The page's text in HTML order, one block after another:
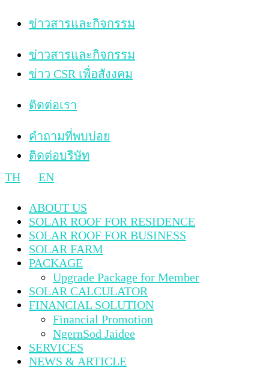
ข่าวสารและกิจกรรม
ข่าวสารและกิจกรรม
ข่าว CSR เพื่อสังงคม
ติดต่อเรา
คำถามที่พบบ่อย
ติดต่อบริษัท
TH
EN
ABOUT US
SOLAR ROOF FOR RESIDENCE
SOLAR ROOF FOR BUSINESS
SOLAR FARM
PACKAGE
Upgrade Package for Member
SOLAR CALCULATOR
FINANCIAL SOLUTION
Financial Promotion
NgernSod Jaidee
SERVICES
NEWS & ARTICLE